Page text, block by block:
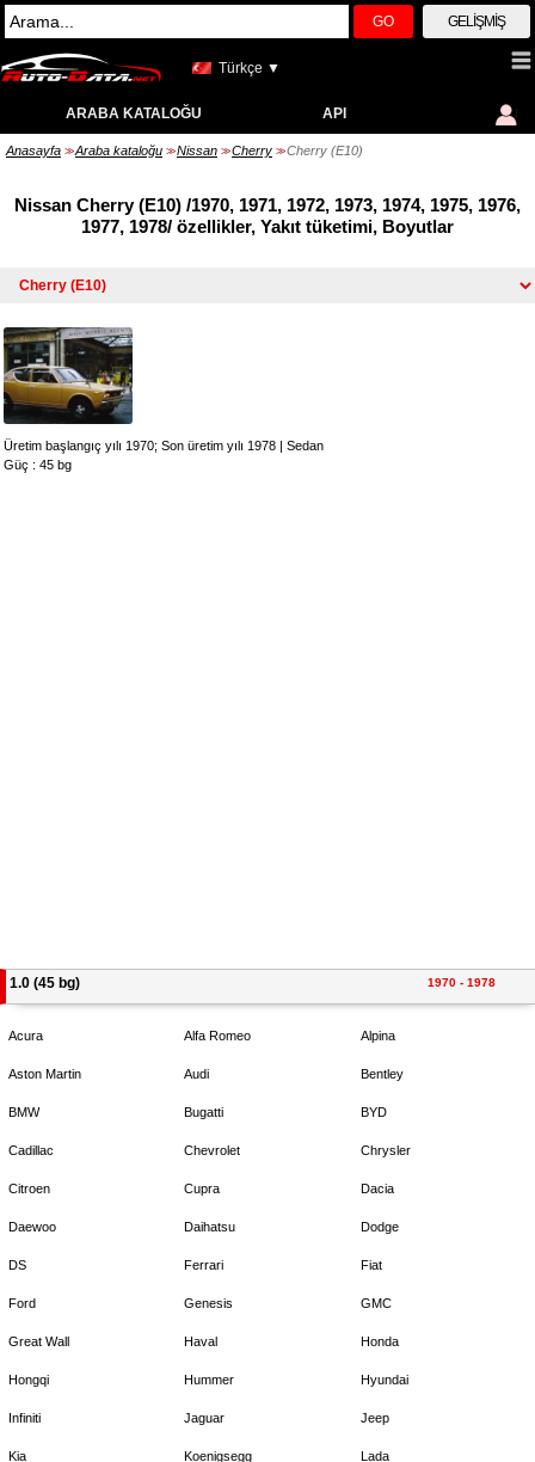
GO GELIŞMIŞ
Türkçe ▼
ARABA KATALOĞU API
Anasayfa >> Araba kataloğu >> Nissan >> Cherry >> Cherry (E10)
Nissan Cherry (E10) /1970, 1971, 1972, 1973, 1974, 1975, 1976,
1977, 1978/ özellikler, Yakıt tüketimi, Boyutlar
Üretim başlangıç yılı 1970; Son üretim yılı 1978 | Sedan
Güç : 45 bg
1.0 (45 bg) 1970 - 1978
Acura Alfa Romeo Alpina
Aston Martin Audi Bentley
BMW Bugatti BYD
Cadillac Chevrolet Chrysler
Citroen Cupra Dacia
Daewoo Daihatsu Dodge
DS Ferrari Fiat
Ford Genesis GMC
Great Wall Haval Honda
Hongqi Hummer Hyundai
Infiniti Jaguar Jeep
Kia Koenigsegg Lada